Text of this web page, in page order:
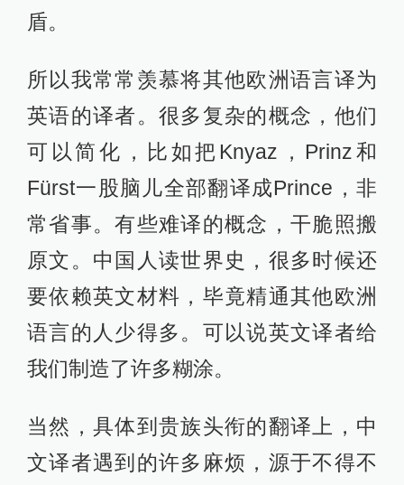
盾。
所以我常常羡慕将其他欧洲语言译为
英语的译者。很多复杂的概念，他们
可以简化，比如把Knyaz，Prinz和
Fürst一股脑儿全部翻译成Prince，非
常省事。有些难译的概念，干脆照搬
原文。中国人读世界史，很多时候还
要依赖英文材料，毕竟精通其他欧洲
语言的人少得多。可以说英文译者给
我们制造了许多糊涂。
当然，具体到贵族头衔的翻译上，中
文译者遇到的许多麻烦，源于不得不